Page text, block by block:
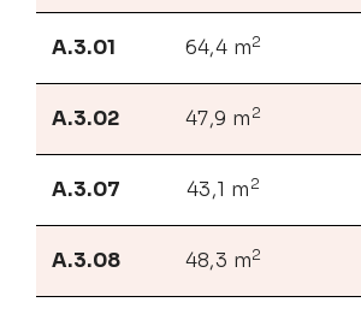
A.3.01 64,4 m2
A.3.02 47,9 m 2
A.3.07 43,1 m 2
A.3.08 48,3 m2